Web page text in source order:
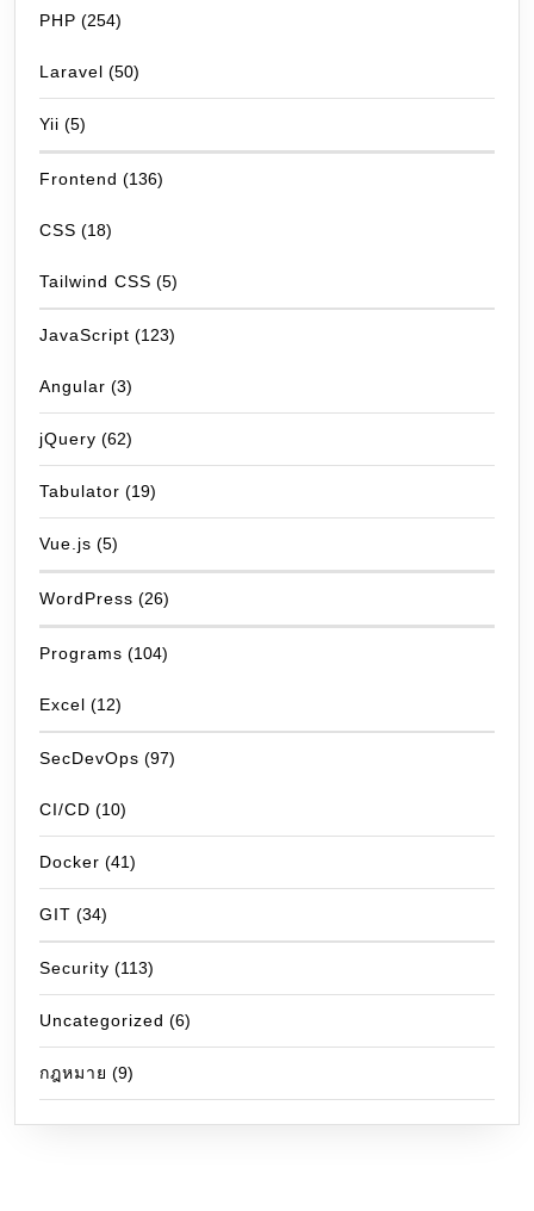
PHP (254)
Laravel (50)
Yii (5)
Frontend (136)
CSS (18)
Tailwind CSS (5)
JavaScript (123)
Angular (3)
jQuery (62)
Tabulator (19)
Vue.js (5)
WordPress (26)
Programs (104)
Excel (12)
SecDevOps (97)
CI/CD (10)
Docker (41)
GIT (34)
Security (113)
Uncategorized (6)
กฎหมาย (9)